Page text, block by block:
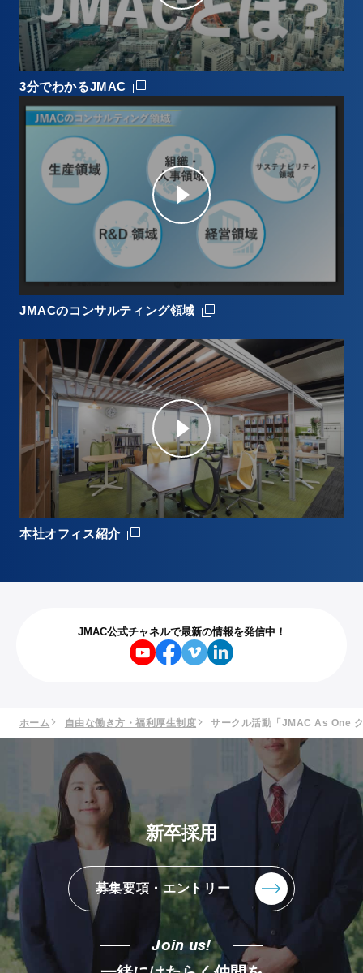
3分でわかるJMAC
JMACのコンサルティング領域
本社オフィス紹介
JMAC公式チャネルで最新の情報を発信中！
ホーム 自由な働き方・福利厚生制度 サークル活動「JMAC As One
新卒採用
募集要項・エントリー
Join us!